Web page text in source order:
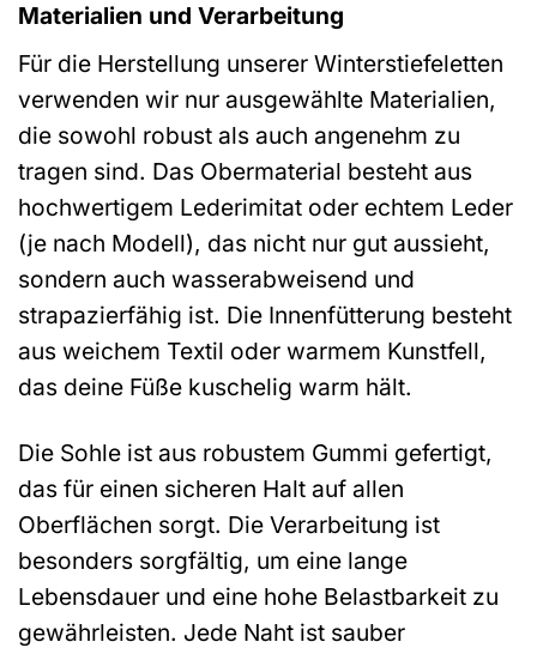
Materialien und Verarbeitung
Für die Herstellung unserer Winterstiefeletten
verwenden wir nur ausgewählte Materialien,
die sowohl robust als auch angenehm zu
tragen sind. Das Obermaterial besteht aus
hochwertigem Lederimitat oder echtem Leder
(je nach Modell), das nicht nur gut aussieht,
sondern auch wasserabweisend und
strapazierfähig ist. Die Innenfütterung besteht
aus weichem Textil oder warmem Kunstfell,
das deine Füße kuschelig warm hält.
Die Sohle ist aus robustem Gummi gefertigt,
das für einen sicheren Halt auf allen
Oberflächen sorgt. Die Verarbeitung ist
besonders sorgfältig, um eine lange
Lebensdauer und eine hohe Belastbarkeit zu
gewährleisten. Jede Naht ist sauber